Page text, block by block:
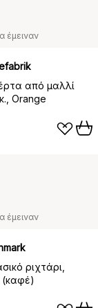
έμειναν
από μαλλί
Orange
έμειναν
ριχτάρι,
(καφέ)